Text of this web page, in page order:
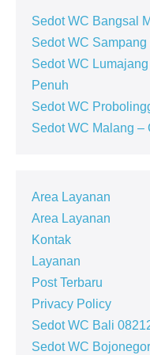
Sedot WC Bangsal
Sedot WC
Sedot WC
Penuh
Sedot WC
Sedot WC Malang –
Area Layanan
Area Layanan
Kontak
Layanan
Post Terbaru
Privacy Policy
Sedot WC Bali
Sedot WC